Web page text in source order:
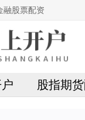
融股票配资
股指期